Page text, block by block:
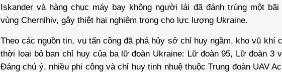
Iskander và hàng chục máy bay không người lái đã đánh trúng một
vùng Chernihiv, gây thiệt hại nghiêm trọng cho lực lượng Ukraine.
Theo các nguồn tin, vụ tấn công đã phá hủy sở chỉ huy ngầm, kho vũ khí
thời loại bỏ ban chỉ huy của ba lữ đoàn Ukraine: Lữ đoàn 95, Lữ đoàn 3
Đáng chú ý, nhiều phi công và chỉ huy tinh nhuệ thuộc Trung đoàn UAV